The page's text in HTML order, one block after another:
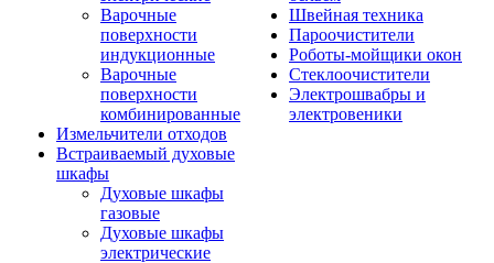
Варочные
поверхности
индукционные
Варочные
поверхности
комбинированные
Измельчители отходов
Встраиваемый духовые
шкафы
Духовые шкафы
газовые
Духовые шкафы
электрические
Швейная техника
Пароочистители
Роботы-мойщики окон
Стеклоочистители
Электрошвабры и
электровеники